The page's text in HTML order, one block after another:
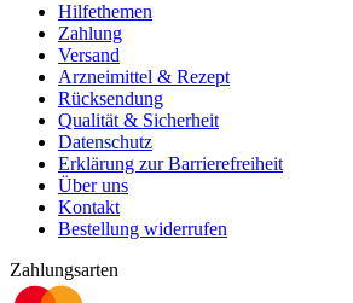
Hilfethemen
Zahlung
Versand
Arzneimittel & Rezept
Rücksendung
Qualität & Sicherheit
Datenschutz
Erklärung zur Barrierefreiheit
Über uns
Kontakt
Bestellung widerrufen
Zahlungsarten